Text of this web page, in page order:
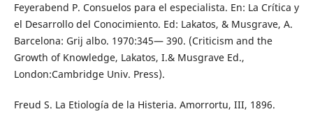
Feyerabend P. Consuelos para el especialista. En: La Crítica y
el Desarrollo del Conocimiento. Ed: Lakatos, & Musgrave, A.
Barcelona: Grij albo. 1970:345— 390. (Criticism and the
Growth of Knowledge, Lakatos, I.& Musgrave Ed.,
London:Cambridge Univ. Press).
Freud S. La Etiología de la Histeria. Amorrortu, III, 1896.